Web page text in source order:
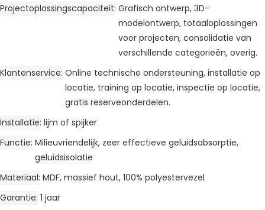
Projectoplossingscapaciteit Grafisch ontwerp, 3D-
modelontwerp, totaaloplossingen
voor projecten, consolidatie van
verschillende categorieën, overig.
Klantenservice Online technische ondersteuning, installatie op
locatie, training op locatie, inspectie op locatie,
gratis reserveonderdelen.
Installatie lijm of spijker
Functie Milieuvriendelijk, zeer effectieve geluidsabsorptie,
geluidsisolatie
Materiaal MDF, massief hout, 100% polyestervezel
Garantie 1 jaar